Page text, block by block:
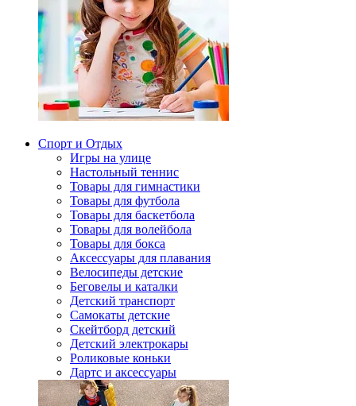
Спорт и Отдых
Игры на улице
Настольный теннис
Товары для гимнастики
Товары для футбола
Товары для баскетбола
Товары для волейбола
Товары для бокса
Аксессуары для плавания
Велосипеды детские
Беговелы и каталки
Детский транспорт
Самокаты детские
Скейтборд детский
Детский электрокары
Роликовые коньки
Дартс и аксессуары